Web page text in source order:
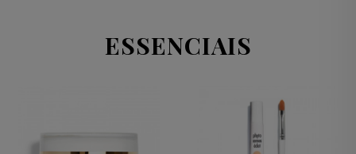
ESSENCIAIS